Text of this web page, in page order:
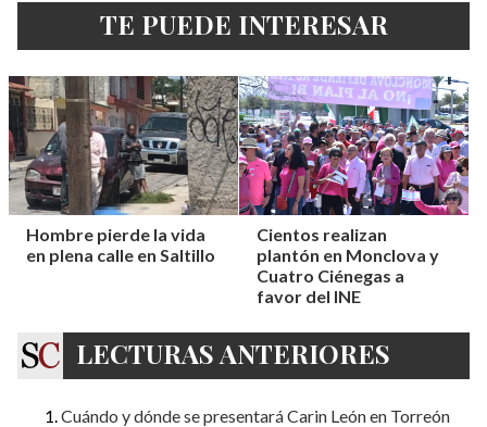
TE PUEDE INTERESAR
Hombre pierde la vida
en plena calle en Saltillo
Cientos realizan
plantón en Monclova y
Cuatro Ciénegas a
favor del INE
LECTURAS ANTERIORES
Cuándo y dónde se presentará Carin León en Torreón